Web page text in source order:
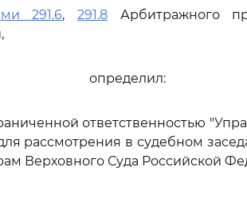
291.6,291.8 Арбитражного
определил:
ответственностью
рассмотрения в судебном
Верховного Суда Российской